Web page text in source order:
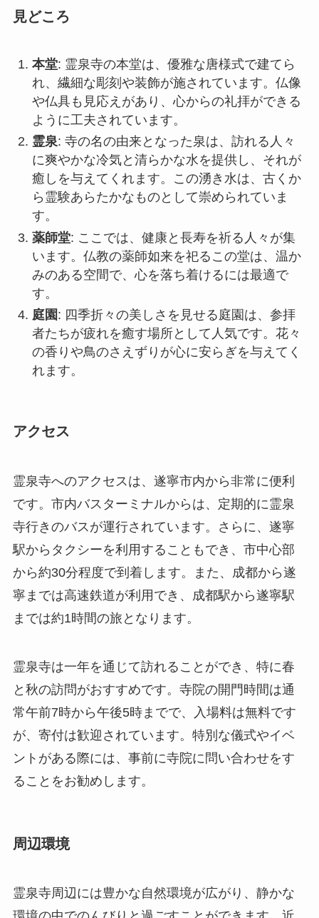
ように工夫されています。
癒しを与えてくれます。この湧き水は、古くか
ら霊験あらたかなものとして崇められていま
す。
薬師堂: ここでは、健康と長寿を祈る人々が集
います。仏教の薬師如来を祀るこの堂は、温か
みのある空間で、心を落ち着けるには最適で
す。
庭園: 四季折々の美しさを見せる庭園は、参拝
者たちが疲れを癒す場所として人気です。花々
の香りや鳥のさえずりが心に安らぎを与えてく
れます。
アクセス
霊泉寺へのアクセスは、遂寧市内から非常に便利
駅からタクシーを利用することもでき、市中心部
寧までは高速鉄道が利用でき、成都駅から遂寧駅
までは約1時間の旅となります。
霊泉寺は一年を通じて訪れることができ、特に春
と秋の訪問がおすすめです。寺院の開門時間は通
常午前7時から午後5時までで、入場料は無料です
が、寄付は歓迎されています。特別な儀式やイベ
ることをお勧めします。
周辺環境
霊泉寺周辺には豊かな自然環境が広がり、静かな
グや自然散策を楽しむことができます。また、自
ります。